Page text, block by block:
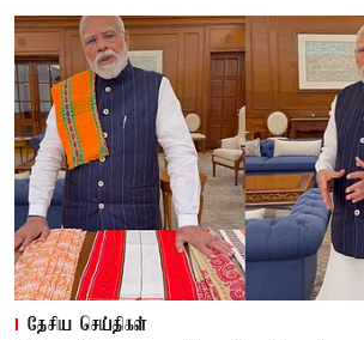
தேசிய செய்திகள்